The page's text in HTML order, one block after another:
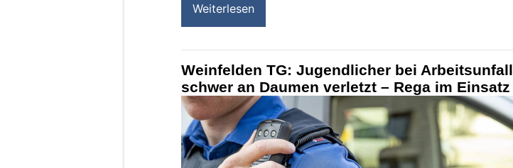
Weiterlesen
Weinfelden TG: Jugendlicher bei Arbeitsunfall
schwer an Daumen verletzt – Rega im Einsatz